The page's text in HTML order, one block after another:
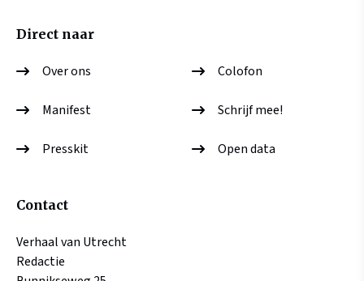
Direct naar
Over ons Colofon
Manifest Schrijf mee!
Presskit Open data
Contact
Verhaal van Utrecht
Redactie